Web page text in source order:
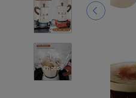
4
Photos